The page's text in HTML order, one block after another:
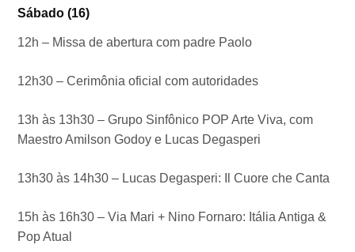
Sábado (16)
12h – Missa de abertura com padre Paolo
12h30 – Cerimônia oficial com autoridades
13h às 13h30 – Grupo Sinfônico POP Arte Viva, com
Maestro Amilson Godoy e Lucas Degasperi
13h30 às 14h30 – Lucas Degasperi: Il Cuore che Canta
15h às 16h30 – Via Mari + Nino Fornaro: Itália Antiga &
Pop Atual